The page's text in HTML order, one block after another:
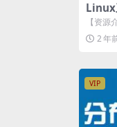
Linux
【资源
大学生
2 年
VIP